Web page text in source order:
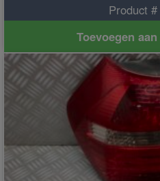
Product #
Toevoegen